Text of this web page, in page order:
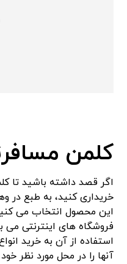
کلمن
اگر قصد داشته باشید تا
خریداری کنید، به طبع در
این محصول انتخاب می
فروشگاه های اینترنتی می
استفاده از آن به خرید
آنها را در محل مورد نظر